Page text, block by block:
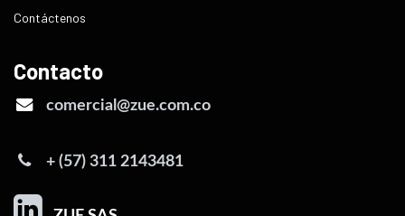
Contáctenos
Contacto
comercial@zue.com.co
+ (57) 311 2143481